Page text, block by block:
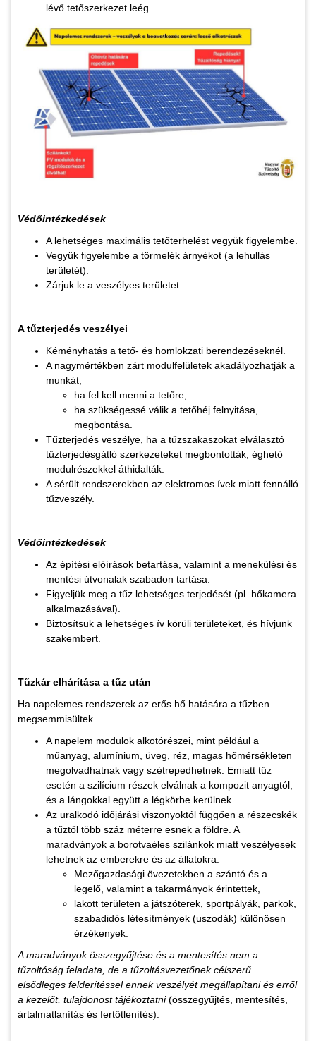
lévő tetőszerkezet leég.
Védőintézkedések
A lehetséges maximális tetőterhelést vegyük figyelembe.
Vegyük figyelembe a törmelék árnyékot (a lehullás
területét).
Zárjuk le a veszélyes területet.
A tűzterjedés veszélyei
Kéményhatás a tető- és homlokzati berendezéseknél.
A nagymértékben zárt modulfelületek akadályozhatják a
munkát,
ha fel kell menni a tetőre,
ha szükségessé válik a tetőhéj felnyitása,
megbontása.
Tűzterjedés veszélye, ha a tűzszakaszokat elválasztó
tűzterjedésgátló szerkezeteket megbontották, éghető
modulrészekkel áthidalták.
A sérült rendszerekben az elektromos ívek miatt fennálló
tűzveszély.
Védőintézkedések
Az építési előírások betartása, valamint a menekülési és
mentési útvonalak szabadon tartása.
Figyeljük meg a tűz lehetséges terjedését (pl. hőkamera
alkalmazásával).
Biztosítsuk a lehetséges ív körüli területeket, és hívjunk
szakembert.
Tűzkár elhárítása a tűz után
Ha napelemes rendszerek az erős hő hatására a tűzben
megsemmisültek.
A napelem modulok alkotórészei, mint például a
műanyag, alumínium, üveg, réz, magas hőmérsékleten
megolvadhatnak vagy szétrepedhetnek. Emiatt tűz
esetén a szilícium részek elválnak a kompozit anyagtól,
és a lángokkal együtt a légkörbe kerülnek.
Az uralkodó időjárási viszonyoktól függően a részecskék
a tűztől több száz méterre esnek a földre. A
maradványok a borotvaéles szilánkok miatt veszélyesek
lehetnek az emberekre és az állatokra.
Mezőgazdasági övezetekben a szántó és a
legelő, valamint a takarmányok érintettek,
lakott területen a játszóterek, sportpályák, parkok,
szabadidős létesítmények (uszodák) különösen
érzékenyek.
A maradványok összegyűjtése és a mentesítés nem a
tűzoltóság feladata, de a tűzoltásvezetőnek célszerű
elsődleges felderítéssel ennek veszélyét megállapítani és erről
a kezelőt, tulajdonost tájékoztatni(összegyűjtés, mentesítés,
ártalmatlanítás és fertőtlenítés).